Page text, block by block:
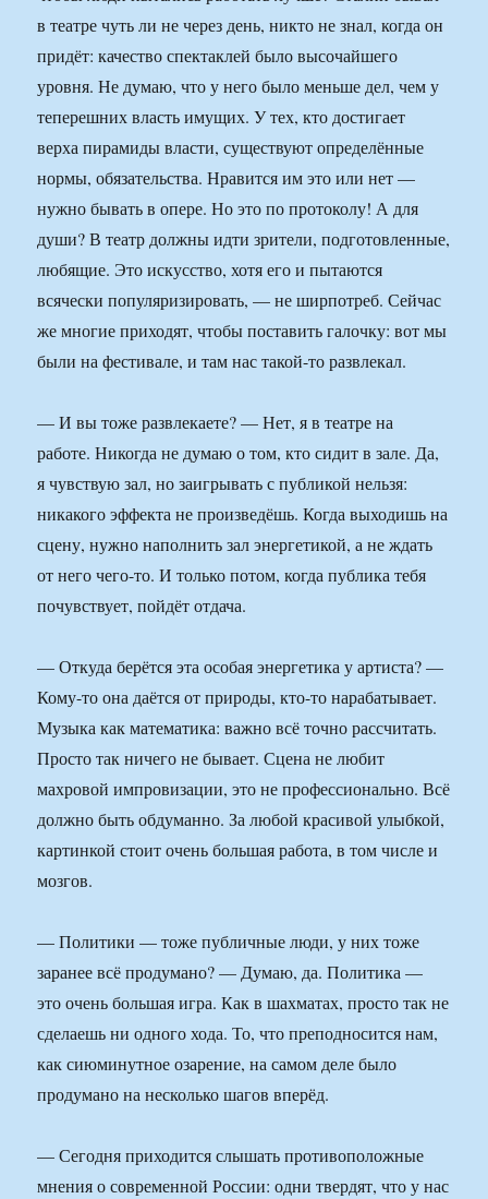
в театре чуть ли не через день, никто не знал, когда он
придёт: качество спектаклей было высочайшего
уровня. Не думаю, что у него было меньше дел, чем у
теперешних власть имущих. У тех, кто достигает
верха пирамиды власти, существуют определённые
нормы, обязательства. Нравится им это или нет —
нужно бывать в опере. Но это по протоколу! А для
души? В театр должны идти зрители, подготовленные,
любящие. Это искусство, хотя его и пытаются
всячески популяризировать, — не ширпотреб. Сейчас
же многие приходят, чтобы поставить галочку: вот мы
были на фестивале, и там нас такой-то развлекал.
— И вы тоже развлекаете? — Нет, я в театре на
работе. Никогда не думаю о том, кто сидит в зале. Да,
я чувствую зал, но заигрывать с публикой нельзя:
никакого эффекта не произведёшь. Когда выходишь на
сцену, нужно наполнить зал энергетикой, а не ждать
от него чего-то. И только потом, когда публика тебя
почувствует, пойдёт отдача.
— Откуда берётся эта особая энергетика у артиста? —
Кому-то она даётся от природы, кто-то нарабатывает.
Музыка как математика: важно всё точно рассчитать.
Просто так ничего не бывает. Сцена не любит
махровой импровизации, это не профессионально. Всё
должно быть обдуманно. За любой красивой улыбкой,
картинкой стоит очень большая работа, в том числе и
мозгов.
— Политики — тоже публичные люди, у них тоже
заранее всё продумано? — Думаю, да. Политика —
это очень большая игра. Как в шахматах, просто так не
сделаешь ни одного хода. То, что преподносится нам,
как сиюминутное озарение, на самом деле было
продумано на несколько шагов вперёд.
— Сегодня приходится слышать противоположные
мнения о современной России: одни твердят, что у нас